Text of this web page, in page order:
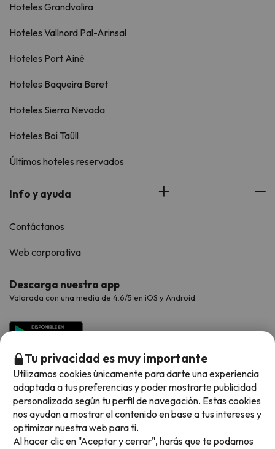
Hoteles Grandvalira
Hoteles Vallnord Pal-Arinsal
Hoteles Port Ainé
Hoteles Baqueira Beret
Hoteles Sierra Nevada
Hoteles Boí Taüll
Últimos hoteles reservados
Info y ayuda
Contáctanos
Web corporativa
Descarga nuestra app
Valorada con una media de 4,6/5 en iOS y Android.
Métodos de pago disponibles
Tu privacidad es muy importante
Utilizamos cookies únicamente para darte una experiencia
adaptada a tus preferencias y poder mostrarte publicidad
personalizada según tu perfil de navegación. Estas cookies
nos ayudan a mostrar el contenido en base a tus intereses y
optimizar nuestra web para ti.
Al hacer clic en "Aceptar y cerrar", harás que te podamos